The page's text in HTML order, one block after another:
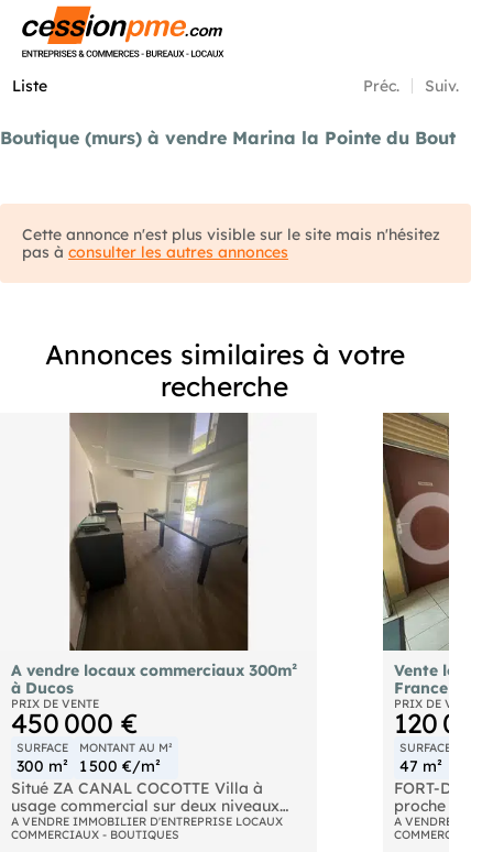
Liste Préc. Suiv.
Boutique (murs) à vendre Marina la Pointe du Bout
Cette annonce n'est plus visible sur le site mais n'hésitez
pas à consulter les autres annonces
Annonces similaires à votre
recherche
A vendre locaux commerciaux 300m²
à Ducos
PRIX DE VENTE
450 000 €
SURFACE
300 m²
MONTANT AU M²
1 500 €/m²
Situé ZA CANAL COCOTTE Villa à
usage commercial sur deux niveaux
(RDJ + RDC) comprenant trois
plateaux agencés dont un de 150m2
A VENDRE IMMOBILIER D'ENTREPRISE LOCAUX
COMMERCIAUX - BOUTIQUES
Vente local
France
PRIX DE VENTE
120
SURFACE
47 m²
FORT-DE-
proche des
résidence
A VENDRE
COMMERCIAUX